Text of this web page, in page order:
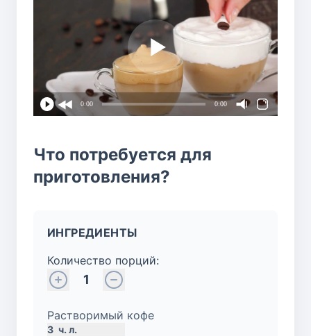
0:00 0:00
Что потребуется для
приготовления?
ИНГРЕДИЕНТЫ
Количество порций:
1
Растворимый кофе
3 ч. л.